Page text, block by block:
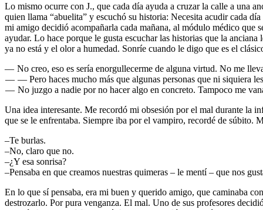
Lo mismo ocurre con J., que cada día ayuda a cruzar la calle a una
quien llama “abuelita” y escuchó su historia: Necesita acudir cada
mi amigo decidió acompañarla cada mañana, al módulo médico que
ayudar. Lo hace porque le gusta escuchar las historias que la
ya no está y el olor a humedad. Sonríe cuando le digo que es el
— No creo, eso es sería enorgullecerme de alguna virtud. No me
— — Pero haces mucho más que algunas personas que ni siquiera
— No juzgo a nadie por no hacer algo en concreto. Tampoco me
Una idea interesante. Me recordó mi obsesión por el mal durante la
que se le enfrentaba. Siempre iba por el vampiro, recordé de súbito.
–Te burlas.
–No, claro que no.
–¿Y esa sonrisa?
–Pensaba en que creamos nuestras quimeras – le mentí – que nos
En lo que sí pensaba, era mi buen y querido amigo, que caminaba
destrozarlo. Por pura venganza. El mal. Uno de sus profesores